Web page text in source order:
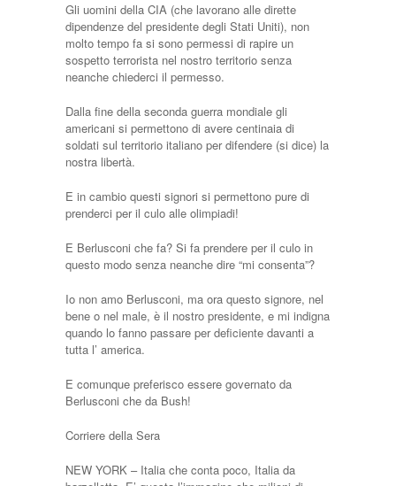
Gli uomini della CIA (che lavorano alle dirette
dipendenze del presidente degli Stati Uniti), non
molto tempo fa si sono permessi di rapire un
sospetto terrorista nel nostro territorio senza
neanche chiederci il permesso.
Dalla fine della seconda guerra mondiale gli
americani si permettono di avere centinaia di
soldati sul territorio italiano per difendere (si dice) la
nostra libertà.
E in cambio questi signori si permettono pure di
prenderci per il culo alle olimpiadi!
E Berlusconi che fa? Si fa prendere per il culo in
questo modo senza neanche dire “mi consenta”?
Io non amo Berlusconi, ma ora questo signore, nel
bene o nel male, è il nostro presidente, e mi indigna
quando lo fanno passare per deficiente davanti a
tutta l’ america.
E comunque preferisco essere governato da
Berlusconi che da Bush!
Corriere della Sera
NEW YORK – Italia che conta poco, Italia da